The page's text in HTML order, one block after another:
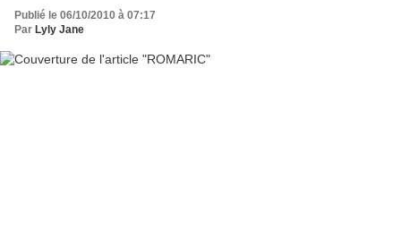
Publié le 06/10/2010 à 07:17
Par Lyly Jane